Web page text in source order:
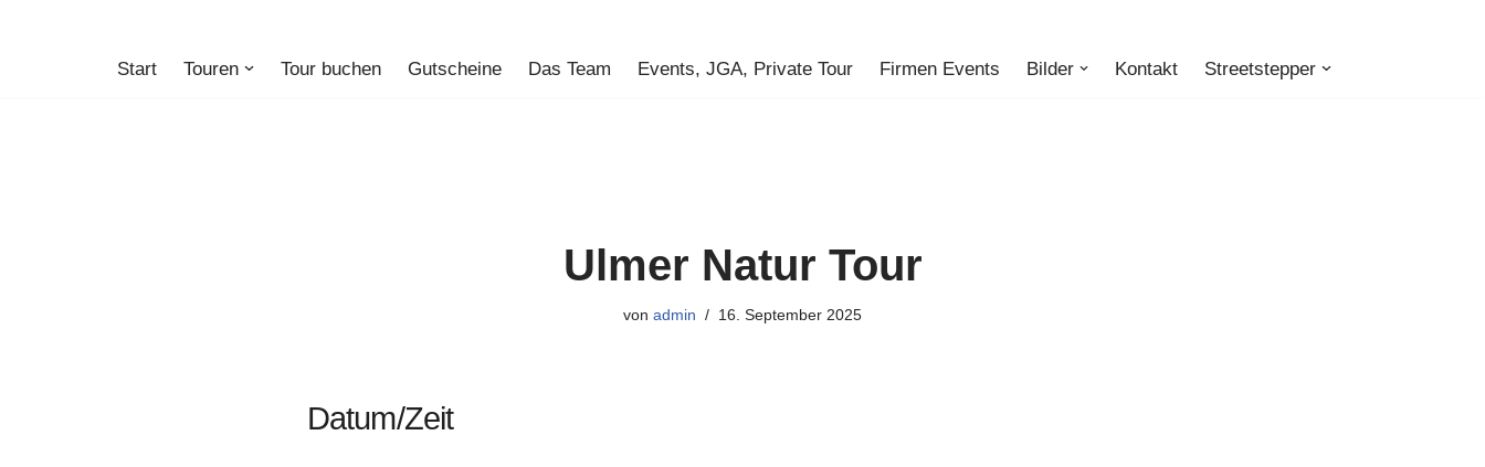
Start Touren Tour buchen Gutscheine Das Team Events, JGA, Private Tour Firmen Events Bilder Kontakt Streetstepper
Ulmer Natur Tour
von admin 16. September 2025
Datum/Zeit